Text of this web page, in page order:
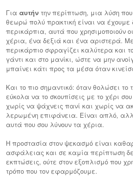
Για αυτήν την περίπτωση, μια λύση
θεωρώ πολύ πρακτική είναι να
περικάρπια, αυτά που χρησιμοποιούν
χέρια, ένα δεξιά και ένα αριστερά.
περικάρπιο σφραγίζει καλύτερα και
γάντι και στο μανίκι, ώστε να μην
μπαίνει κάτι προς τα μέσα όταν
Και το πιο σημαντικό: όταν θολώσει το
εύκολα να το σκουπίσεις με το χέρι
χωρίς να ψάχνεις πανί και χωρίς να
λερωμένη επιφάνεια. Είναι απλό,
αυτά που σου λύνουν τα χέρια.
Η προστασία στον ψεκασμό είναι
ασφάλειας και σε καμία περίπτωση
εκπτώσεις, ούτε στον εξοπλισμό που
τρόπο που τον εφαρμόζουμε.